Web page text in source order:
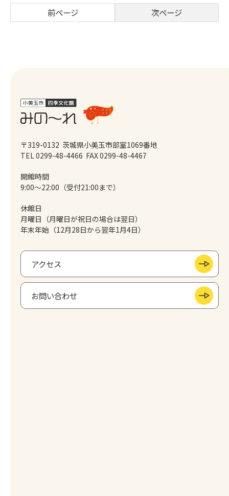
前ページ 次ページ
〒319-0132 茨城県小美玉市部室1069番地
TEL 0299-48-4466 FAX 0299-48-4467
開館時間
9:00～22:00（受付21:00まで）
休館日
月曜日（月曜日が祝日の場合は翌日）
年末年始（12月28日から翌年1月4日）
アクセス
お問い合わせ